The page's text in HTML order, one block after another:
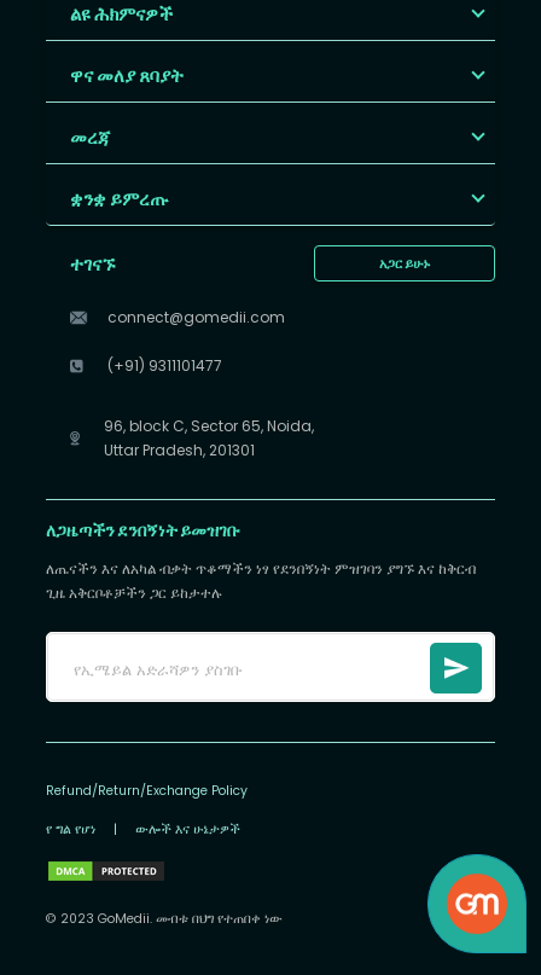
ልዩ ሕክምናዎች
ዋና መለያ ጸባያት
መረጃ
ቋንቋ ይምረጡ
አጋር ይሁኑ
ተገናኙ
connect@gomedii.com
(+91) 9311101477
96, block C, Sector 65, Noida,
Uttar Pradesh, 201301
ለጋዜጣችን ደንበኝነት ይመዝገቡ
ለጤናችን እና ለአካል ብቃት ጥቆማችን ነፃ የደንበኝነት ምዝገባን ያግኙ እና ከቅርብ
ጊዜ አቅርቦቶቻችን ጋር ይከታተሉ
Refund/Return/Exchange Policy
የ ግል የሆነ | ውሎች እና ሁኔታዎች
© 2023 GoMedii. መብቱ በህግ የተጠበቀ ነው